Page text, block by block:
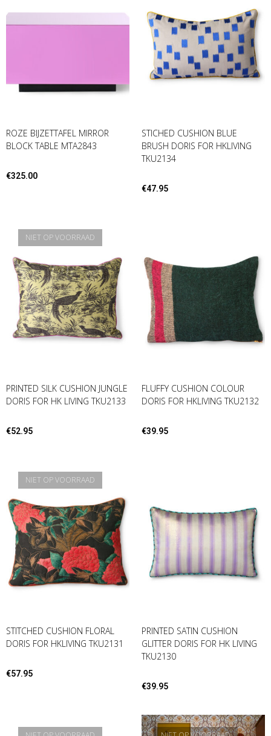
ROZE BIJZETTAFEL MIRROR
BLOCK TABLE MTA2843
€325.00
STICHED CUSHION BLUE
BRUSH DORIS FOR HKLIVING
TKU2134
€47.95
NIET OP VOORRAAD
PRINTED SILK CUSHION JUNGLE
DORIS FOR HK LIVING TKU2133
€52.95
FLUFFY CUSHION COLOUR
DORIS FOR HKLIVING TKU2132
€39.95
NIET OP VOORRAAD
STITCHED CUSHION FLORAL
DORIS FOR HKLIVING TKU2131
€57.95
PRINTED SATIN CUSHION
GLITTER DORIS FOR HK LIVING
TKU2130
€39.95